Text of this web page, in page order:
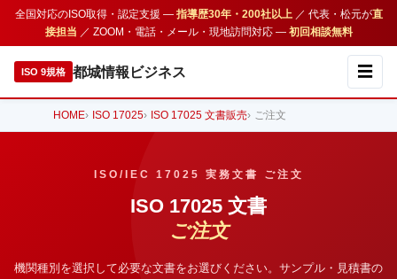
全国対応のISO取得・認定支援 — 指導歴30年・200社以上／ 代表・松元が直
接担当 ／ ZOOM・電話・メール・現地訪問対応 — 初回相談無料
ISO 9規格 都城情報ビジネス ☰
HOME ISO 17025 ISO 17025 文書販売 ご注文
ISO/IEC 17025 実務文書 ご注文
ISO 17025 文書
ご注文
機関種別を選択して必要な文書をお選びください。 サンプル・見積書の